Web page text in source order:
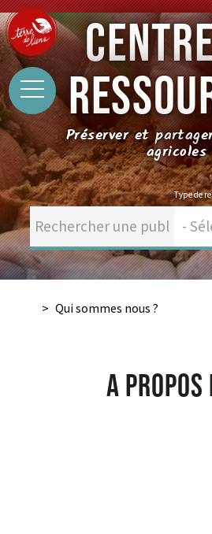
Préserver et
agricoles
Type de
Qui sommes nous ?
A